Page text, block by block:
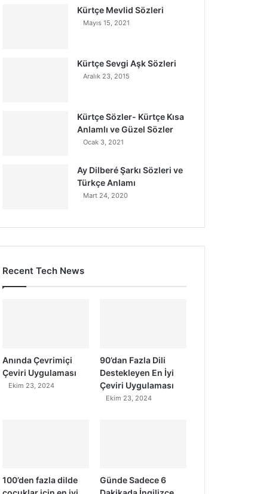
Kürtçe Mevlid Sözleri
Mayıs 15, 2021
Kürtçe Sevgi Aşk Sözleri
Aralık 23, 2015
Kürtçe Sözler- Kürtçe Kısa
Anlamlı ve Güzel Sözler
Ocak 3, 2021
Ay Dilberé Şarkı Sözleri ve
Türkçe Anlamı
Mart 24, 2020
Recent Tech News
Anında Çevrimiçi
Çeviri Uygulaması
Ekim 23, 2024
90’dan Fazla Dili
Destekleyen En İyi
Çeviri Uygulaması
Ekim 23, 2024
100’den fazla dilde
Günde Sadece 6